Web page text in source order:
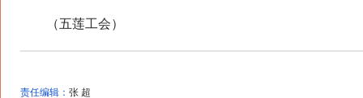
（五莲工会）
责任编辑： 张 超